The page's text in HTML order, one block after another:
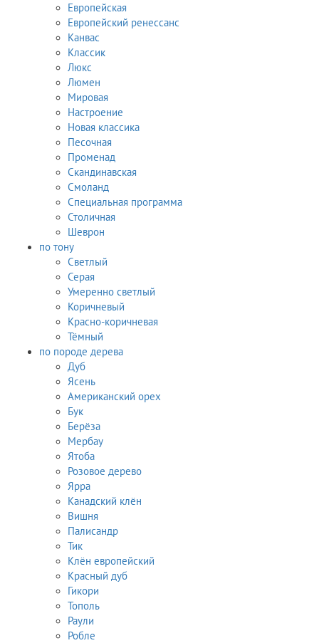
Европейская
Европейский ренессанс
Канвас
Классик
Люкс
Люмен
Мировая
Настроение
Новая классика
Песочная
Променад
Скандинавская
Смоланд
Специальная программа
Столичная
Шеврон
по тону
Светлый
Серая
Умеренно светлый
Коричневый
Красно-коричневая
Тёмный
по породе дерева
Дуб
Ясень
Американский орех
Бук
Берёза
Мербау
Ятоба
Розовое дерево
Ярра
Канадский клён
Вишня
Палисандр
Тик
Клён европейский
Красный дуб
Гикори
Тополь
Раули
Робле